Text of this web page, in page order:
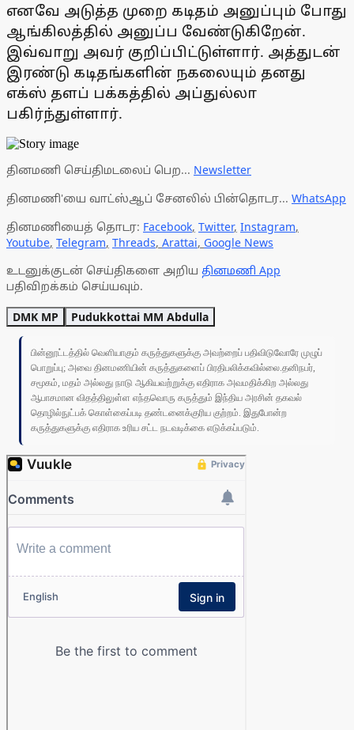
எனவே அடுத்த முறை கடிதம் அனுப்பும் போது
ஆங்கிலத்தில் அனுப்ப வேண்டுகிறேன்.
இவ்வாறு அவர் குறிப்பிட்டுள்ளார். அத்துடன்
இரண்டு கடிதங்களின் நகலையும் தனது
எக்ஸ் தளப் பக்கத்தில் அப்துல்லா
பகிர்ந்துள்ளார்.
தினமணி செய்திமடலைப் பெற... Newsletter
தினமணி'யை வாட்ஸ்ஆப் சேனலில் பின்தொடர... WhatsApp
தினமணியைத் தொடர: Facebook, Twitter, Instagram,
Youtube, Telegram, Threads, Arattai, Google News
உடனுக்குடன் செய்திகளை அறிய தினமணி App
பதிவிறக்கம் செய்யவும்.
DMK MP Pudukkottai MM Abdulla
பின்னூட்டத்தில் வெளியாகும் கருத்துகளுக்கு அவற்றைப் பதிவிடுவோரே முழுப்
பொறுப்பு; அவை தினமணியின் கருத்துகளைப் பிரதிபலிக்கவில்லை.தனிநபர்,
சமூகம், மதம் அல்லது நாடு ஆகியவற்றுக்கு எதிராக அவமதிக்கிற அல்லது
ஆபாசமான விதத்திலுள்ள எந்தவொரு கருத்தும் இந்திய அரசின் தகவல்
தொழில்நுட்பக் கொள்கைப்படி தண்டனைக்குரிய குற்றம். இதுபோன்ற
கருத்துகளுக்கு எதிராக உரிய சட்ட நடவடிக்கை எடுக்கப்படும்.